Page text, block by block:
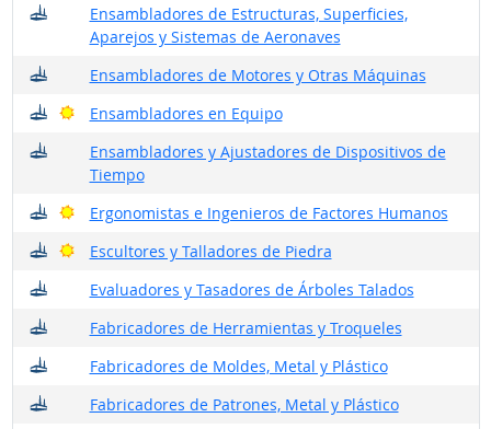
Ensambladores de Estructuras, Superficies,
Aparejos y Sistemas de Aeronaves
¿Dónde trabajan?
Ensambladores de Motores y Otras Máquinas
¿Dónde trabajan?
Ensambladores en Equipo
¿Dónde trabajan?
Buenas perspectivas
Ensambladores y Ajustadores de Dispositivos de
Tiempo
¿Dónde trabajan?
Ergonomistas e Ingenieros de Factores Humanos
¿Dónde trabajan?
Buenas perspectivas
Escultores y Talladores de Piedra
¿Dónde trabajan?
Buenas perspectivas
Evaluadores y Tasadores de Árboles Talados
¿Dónde trabajan?
Fabricadores de Herramientas y Troqueles
¿Dónde trabajan?
Fabricadores de Moldes, Metal y Plástico
¿Dónde trabajan?
Fabricadores de Patrones, Metal y Plástico
¿Dónde trabajan?